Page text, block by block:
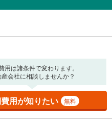
す。初期設定で自動入力されてい
出金利とは何ら関係がなく、実際
保証するものではありません。返
おります。入力された金利を35年
ます。
用は諸条件で変わります。
会社に相談しませんか？
用が知りたい 無料